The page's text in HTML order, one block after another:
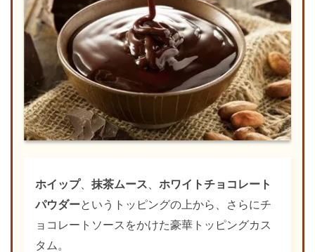
ホイップ、 抹茶ムース
ホワイトチョコレート
パウダーというトッピングの上から、さらにチ
ョコレートソースをかけた豪華トッピングカス
タム。